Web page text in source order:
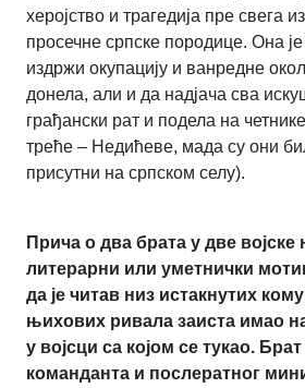
херојство и трагедија пре свега
просечне српске породице. Она
издржи окупацију и ванредне
донела, али и да надјача сва
грађански рат и подела на
треће – Недићеве, мада су они
присутни на српском селу).
Прича о два брата у две војске
литерарни или уметнички
да је читав низ истакнутих
њихових ривала заиста имао
у војсци са којом се тукао.
команданта и послератног